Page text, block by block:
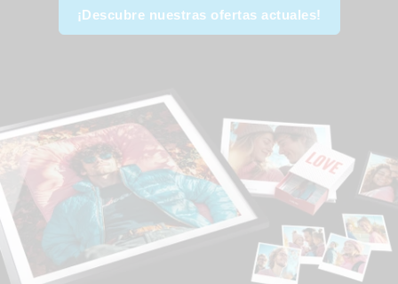
¡Descubre nuestras ofertas actuales!